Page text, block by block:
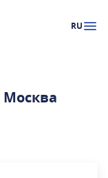
RU
Москва